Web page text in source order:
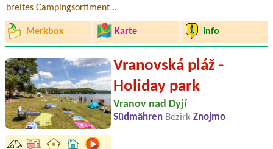
breites Campingsortiment ..
Merkbox Karte Info
Vranovská pláž -
Holiday park
Vranov nad Dyjí
Südmähren Bezirk Znojmo